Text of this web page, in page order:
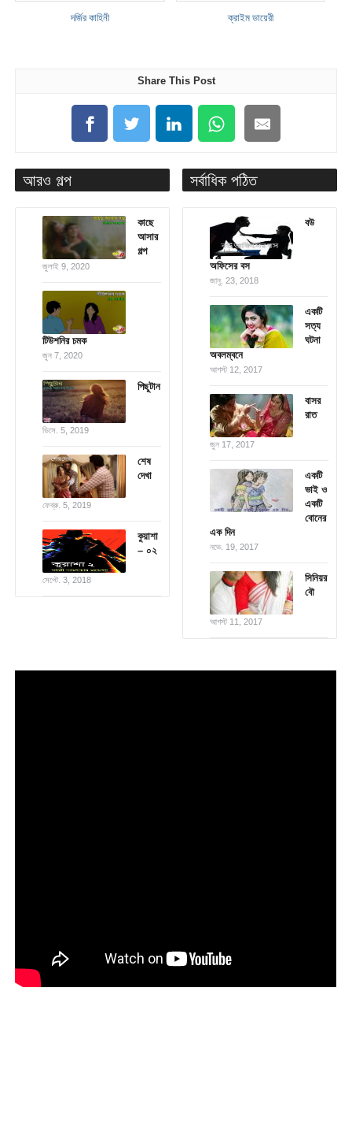
দর্জির কাহিনী ক্রাইম ডায়েরী
Share This Post
আরও গল্প
কাছে
আসার
গল্প
জুলাই 9, 2020
টিউশনির চমক
জুন 7, 2020
পিছুটান
ডিসে. 5, 2019
শেষ
দেখা
ফেব্রু. 5, 2019
কুয়াশা
– ০২
সেপ্টে. 3, 2018
সর্বাধিক পঠিত
বউ
অফিসের বস
জানু. 23, 2018
একটি
সত্য
ঘটনা
অবলম্বনে
আগস্ট 12, 2017
বাসর
রাত
জুন 17, 2017
একটি
ভাই ও
একটি
বোনের
এক দিন
নভে. 19, 2017
সিনিয়র
বৌ
আগস্ট 11, 2017